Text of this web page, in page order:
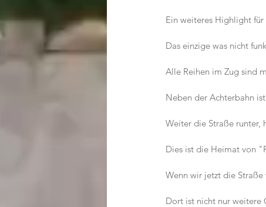
Ein weiteres Highlight
Das einzige was nicht
Alle Reihen im Zug sind
Neben der Achterbahn
Weiter die Straße runter,
Dies ist die Heimat von
Wenn wir jetzt die
Dort ist nicht nur weitere